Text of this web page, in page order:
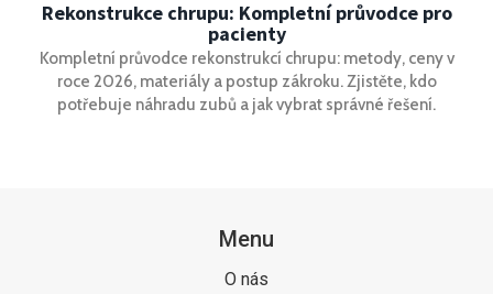
Rekonstrukce chrupu: Kompletní průvodce pro
pacienty
Kompletní průvodce rekonstrukcí chrupu: metody, ceny v
roce 2026, materiály a postup zákroku. Zjistěte, kdo
potřebuje náhradu zubů a jak vybrat správné řešení.
Menu
O nás